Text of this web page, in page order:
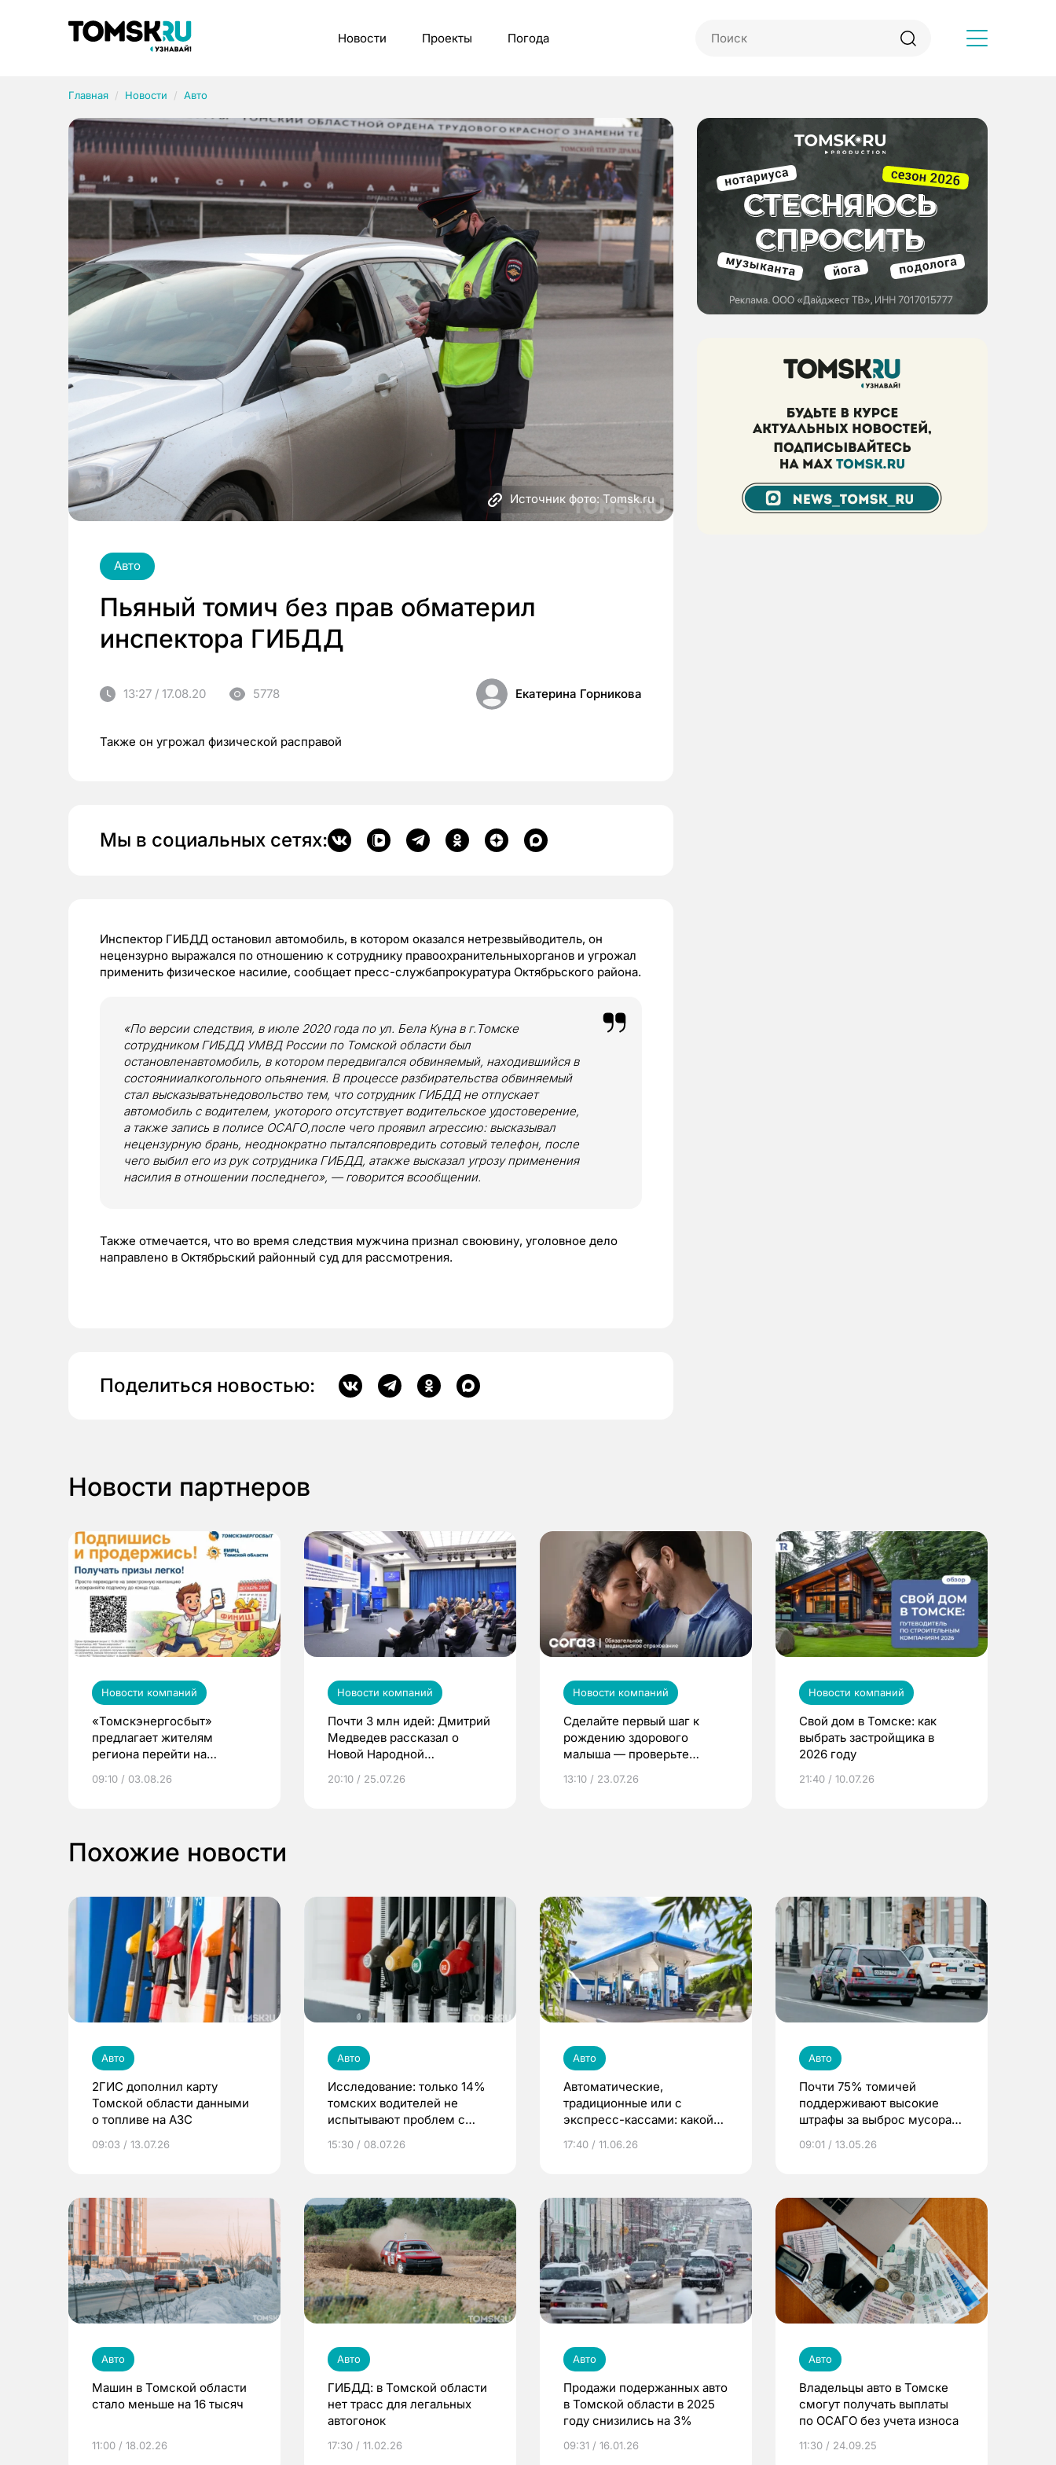
Новости Проекты Погода
Главная Новости Авто
Источник фото: Tomsk.ru
Авто
Пьяный томич без прав обматерил
инспектора ГИБДД
13:27 / 17.08.20 5778 Екатерина Горникова
Также он угрожал физической расправой
Мы в социальных сетях:
Инспектор ГИБДД остановил автомобиль, в котором оказался нетрезвыйводитель, он
нецензурно выражался по отношению к сотруднику правоохранительныхорганов и угрожал
применить физическое насилие, сообщает пресс-службапрокуратура Октябрьского района.
«По версии следствия, в июле 2020 года по ул. Бела Куна в г.Томске
сотрудником ГИБДД УМВД России по Томской области был
остановленавтомобиль, в котором передвигался обвиняемый, находившийся в
состоянииалкогольного опьянения. В процессе разбирательства обвиняемый
стал высказыватьнедовольство тем, что сотрудник ГИБДД не отпускает
автомобиль с водителем, укоторого отсутствует водительское удостоверение,
а также запись в полисе ОСАГО,после чего проявил агрессию: высказывал
нецензурную брань, неоднократно пыталсяповредить сотовый телефон, после
чего выбил его из рук сотрудника ГИБДД, атакже высказал угрозу применения
насилия в отношении последнего», — говорится всообщении.
Также отмечается, что во время следствия мужчина признал своювину, уголовное дело
направлено в Октябрьский районный суд для рассмотрения.
Поделиться новостью:
Новости партнеров
Новости компаний
«Томскэнергосбыт»
предлагает жителям
региона перейти на
выиграть призы
09:10 / 03.08.26
Новости компаний
Почти 3 млн идей: Дмитрий
Медведев рассказал о
Новой Народной
20:10 / 25.07.26
Новости компаний
Сделайте первый шаг к
рождению здорового
малыша — проверьте
по ОМС!
13:10 / 23.07.26
Новости компаний
Свой дом в Томске: как
выбрать застройщика в
2026 году
21:40 / 10.07.26
Похожие новости
Авто
2ГИС дополнил карту
Томской области данными
о топливе на АЗС
09:03 / 13.07.26
Авто
Исследование: только 14%
томских водителей не
испытывают проблем с
15:30 / 08.07.26
Авто
Автоматические,
традиционные или с
экспресс-кассами: какой
водители?
17:40 / 11.06.26
Авто
Почти 75% томичей
поддерживают высокие
штрафы за выброс мусора
09:01 / 13.05.26
Авто
Машин в Томской области
стало меньше на 16 тысяч
11:00 / 18.02.26
Авто
ГИБДД: в Томской области
нет трасс для легальных
автогонок
17:30 / 11.02.26
Авто
Продажи подержанных авто
в Томской области в 2025
году снизились на 3%
09:31 / 16.01.26
Авто
Владельцы авто в Томске
смогут получать выплаты
по ОСАГО без учета износа
11:30 / 24.09.25
Рубрики